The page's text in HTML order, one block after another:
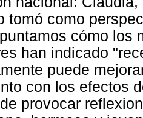
tomó como
cómo los
han indicado
puede
con los efectos
provocar